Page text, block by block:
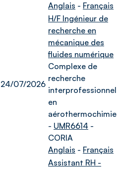
Anglais - Français
24/07/2026
H/F Ingénieur de
recherche en
mécanique des
fluides numérique
Complexe de
recherche
interprofessionnel
en
aérothermochimie
- UMR6614 -
CORIA
Anglais - Français
Assistant RH -